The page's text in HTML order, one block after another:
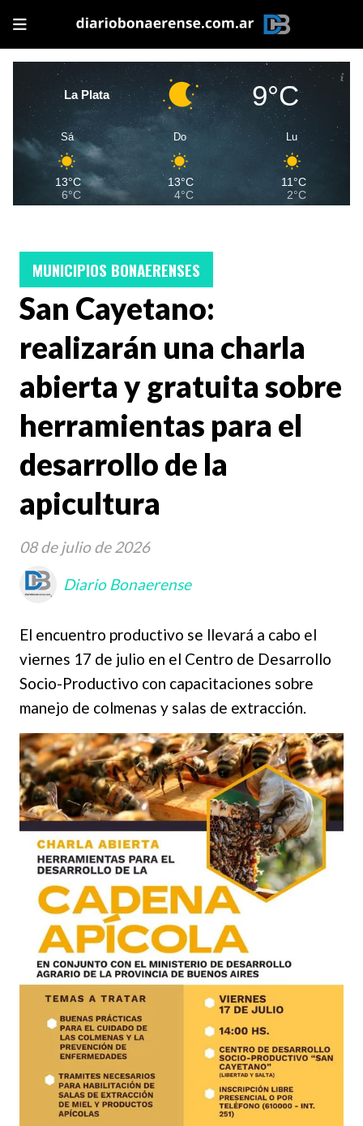
La Plata 9°C
Sá
13°C
6°C
Do
13°C
4°C
Lu
11°C
2°C
San Cayetano:
realizarán una charla
abierta y gratuita sobre
herramientas para el
desarrollo de la
apicultura
El encuentro productivo se llevará a cabo el
viernes 17 de julio en el Centro de Desarrollo
Socio-Productivo con capacitaciones sobre
manejo de colmenas y salas de extracción.
MUNICIPIOS BONAERENSES
08 de julio de 2026
Diario Bonaerense